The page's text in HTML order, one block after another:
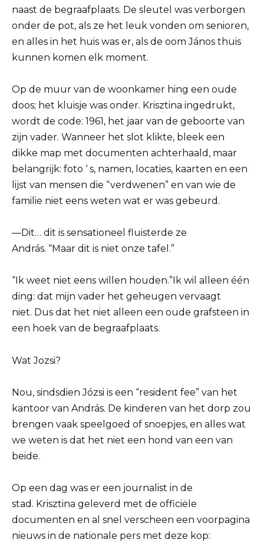
naast de begraafplaats. De sleutel was verborgen
onder de pot, als ze het leuk vonden om senioren,
en alles in het huis was er, als de oom János thuis
kunnen komen elk moment.
Op de muur van de woonkamer hing een oude
doos; het kluisje was onder. Krisztina ingedrukt,
wordt de code: 1961, het jaar van de geboorte van
zijn vader. Wanneer het slot klikte, bleek een
dikke map met documenten achterhaald, maar
belangrijk: foto ‘ s, namen, locaties, kaarten en een
lijst van mensen die “verdwenen” en van wie de
familie niet eens weten wat er was gebeurd.
—Dit… dit is sensationeel fluisterde ze
András. “Maar dit is niet onze tafel.”
“Ik weet niet eens willen houden.”Ik wil alleen één
ding: dat mijn vader het geheugen vervaagt
niet. Dus dat het niet alleen een oude grafsteen in
een hoek van de begraafplaats.
Wat Jozsi?
Nou, sindsdien Józsi is een “resident fee” van het
kantoor van András. De kinderen van het dorp zou
brengen vaak speelgoed of snoepjes, en alles wat
we weten is dat het niet een hond van een van
beide.
Op een dag was er een journalist in de
stad. Krisztina geleverd met de officiële
documenten en al snel verscheen een voorpagina
nieuws in de nationale pers met deze kop: